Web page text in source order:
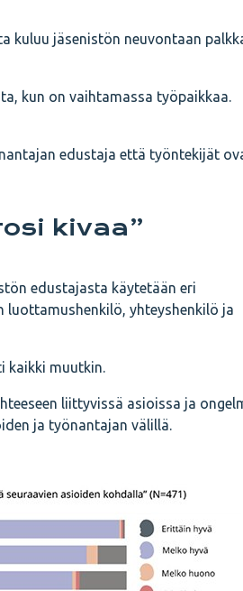
kuluu jäsenistön neuvontaan
kun on vaihtamassa työpaikkaa.
edustaja että työntekijät
kivaa”
edustajasta käytetään eri
luottamushenkilö, yhteyshenkilö ja
kaikki muutkin.
liittyvissä asioissa ja
ja työnantajan välillä.